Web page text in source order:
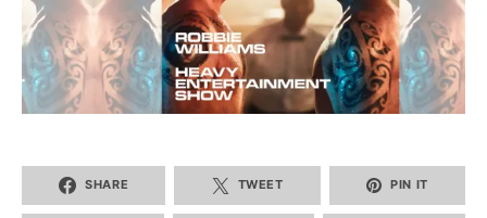
SHARE TWEET PIN IT